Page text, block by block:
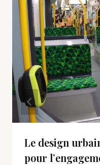
Le design
pour